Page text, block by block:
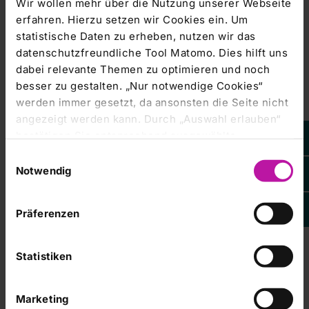
Wir wollen mehr über die Nutzung unserer Webseite
erfahren. Hierzu setzen wir Cookies ein. Um
statistische Daten zu erheben, nutzen wir das
datenschutzfreundliche Tool Matomo. Dies hilft uns
dabei relevante Themen zu optimieren und noch
besser zu gestalten. „Nur notwendige Cookies“
werden immer gesetzt, da ansonsten die Seite nicht
angezeigt werden kann. Durch „Auswahl erlauben“
erlauben Sie alle eingesetzten Cookies. Sie können
Ihre
Einstellungen anpassen. Weitere Informationen
finden Sie auch in unserer
Datenschutzerklärung
Notwendig
Präferenzen
Statistiken
Marketing
Corporate News | 12.05.2022
RHÖN-KLINIKUM Aktiengesellschaft:
Erstes Quartal 2022 erneut von COVID-
19-Pandemie gezeichnet
DGAP-News: RHÖN-KLINIKUM Aktiengesellschaft /
Schlagwort(e): Quartalsergebnis/QuartalsergebnisRHÖN-
KLINIKUM
RHÖN-KLINIKUM Aktiengesellschaft:
Vorstand der RHÖN-KLINIKUM AG
Land Hessen über die Gewährung von
Fördermitteln für das UKGM als fraglich
RHÖN-KLINIKUM Aktiengesellschaft / Schlagwort(e):